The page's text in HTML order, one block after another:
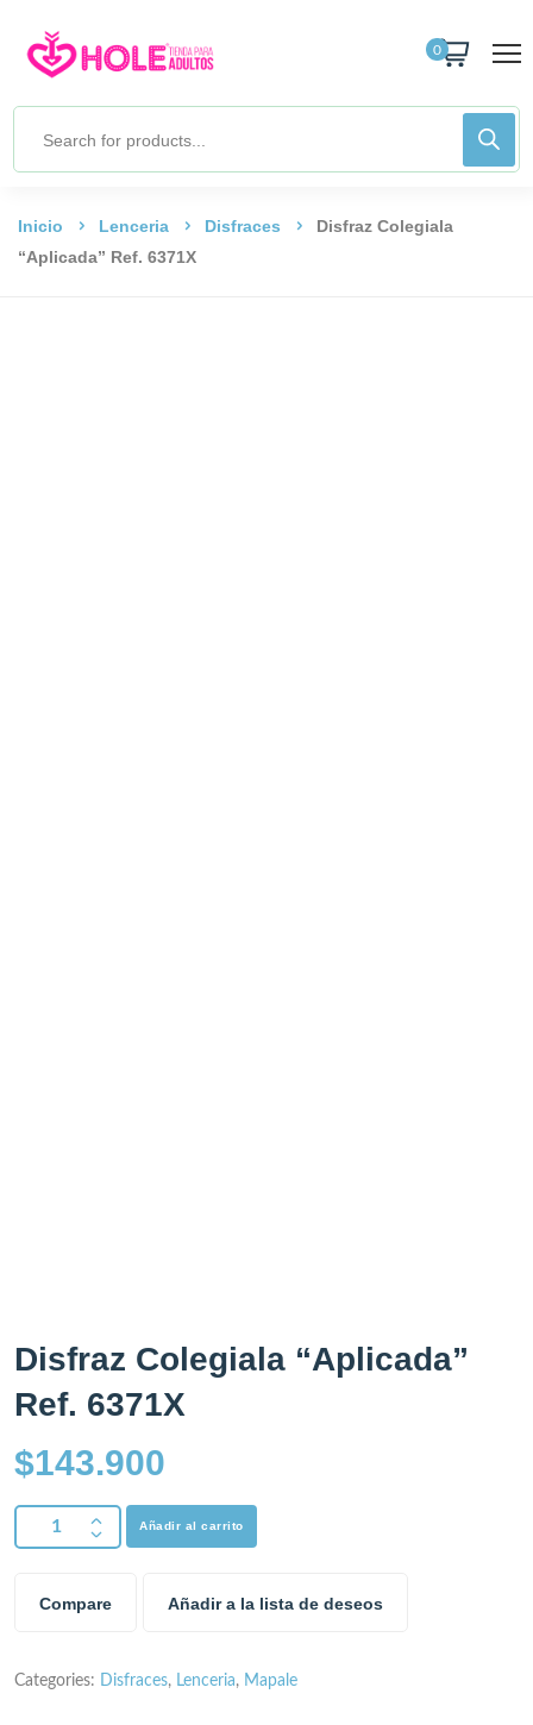
0
Inicio Lenceria Disfraces
Disfraz Colegiala
“Aplicada” Ref. 6371X
Disfraz Colegiala “Aplicada”
Ref. 6371X
$143.900
Añadir al carrito
Compare Añadir a la lista de deseos
Categories: Disfraces, Lenceria, Mapale